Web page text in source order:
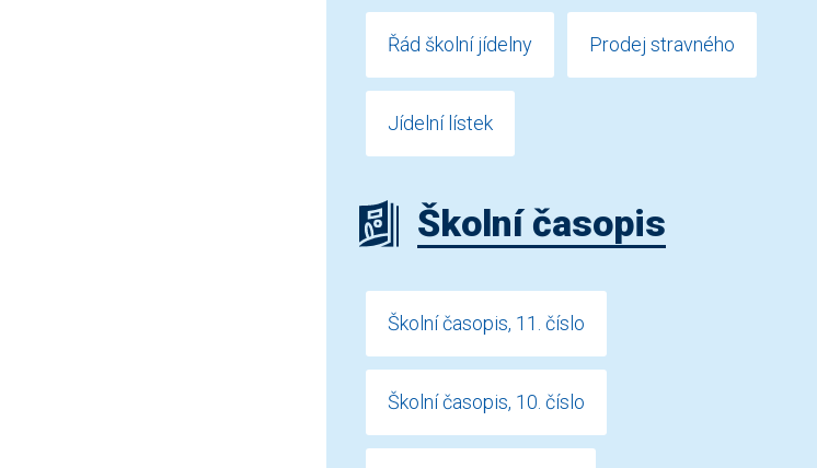
Řád školní jídelny Prodej stravného
Jídelní lístek
Školní časopis
Školní časopis, 11. číslo
Školní časopis, 10. číslo